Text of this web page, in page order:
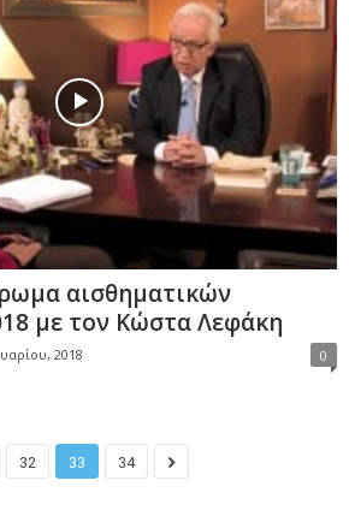
αισθηματικών
με τον Κώστα Λεφάκη
2018 0
32 33 34